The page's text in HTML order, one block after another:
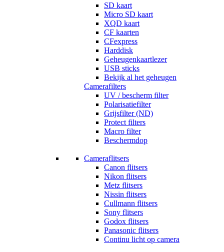
SD kaart
Micro SD kaart
XQD kaart
CF kaarten
CFexpress
Harddisk
Geheugenkaartlezer
USB sticks
Bekijk al het geheugen
Camerafilters
UV / bescherm filter
Polarisatiefilter
Grijsfilter (ND)
Protect filters
Macro filter
Beschermdop
Cameraflitsers
Canon flitsers
Nikon flitsers
Metz flitsers
Nissin flitsers
Cullmann flitsers
Sony flitsers
Godox flitsers
Panasonic flitsers
Continu licht op camera